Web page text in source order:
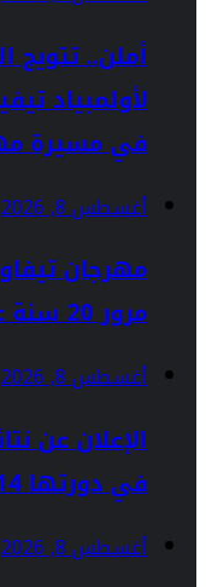
لأولمبياد
في مسيرة
أغسطس 8, 2026
مهرجان
مرور 20 سنة على تأسيسه
أغسطس 8, 2026
الإعلان عن
في دورتها 14
أغسطس 8, 2026